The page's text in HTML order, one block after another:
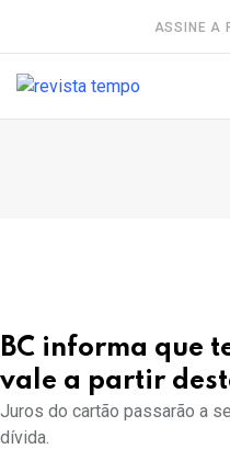
ASSINE A
BC informa que
vale a partir
Juros do cartão passarão a
dívida.